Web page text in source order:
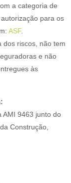
a categoria de
para os
ASF.
dos riscos, não tem
e não
às
AMI 9463 junto do
Construção,